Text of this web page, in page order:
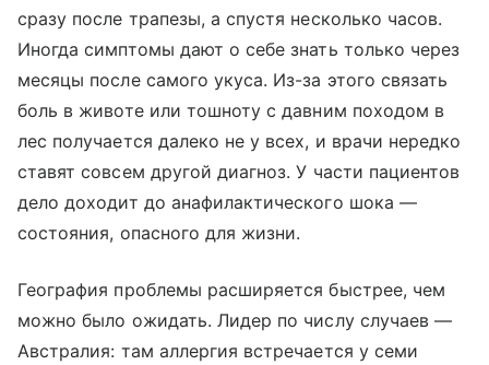
сразу после трапезы, а спустя несколько часов.
Иногда симптомы дают о себе знать только через
месяцы после самого укуса. Из-за этого связать
боль в животе или тошноту с давним походом в
лес получается далеко не у всех, и врачи нередко
ставят совсем другой диагноз. У части пациентов
дело доходит до анафилактического шока —
состояния, опасного для жизни.
География проблемы расширяется быстрее, чем
можно было ожидать. Лидер по числу случаев —
Австралия: там аллергия встречается у семи